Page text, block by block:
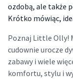
ozdobą, ale także
Krótko mówiąc,
Poznaj Little Olly!
cudownie urocze
zabawy i wiele
komfortu, stylu i